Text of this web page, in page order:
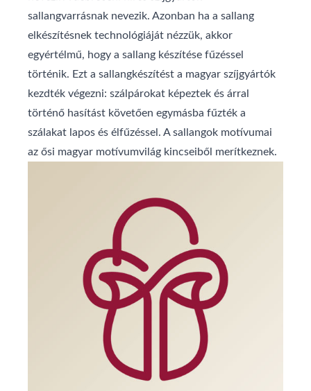
sallangvarrásnak nevezik. Azonban ha a sallang
elkészítésnek technológiáját nézzük, akkor
egyértélmű, hogy a sallang készítése fűzéssel
történik. Ezt a sallangkészítést a magyar szíjgyártók
kezdték végezni: szálpárokat képeztek és árral
történő hasítást követően egymásba fűzték a
szálakat lapos és élfűzéssel. A sallangok motívumai
az ősi magyar motívumvilág kincseiből merítkeznek.